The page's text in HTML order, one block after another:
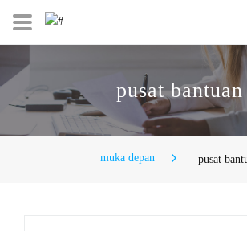
pusat bantuan
muka depan pusat